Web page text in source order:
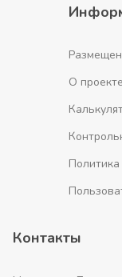
О проекте
Контакты